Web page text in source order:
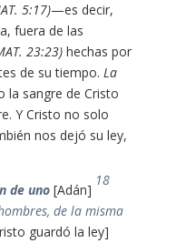
5:17)—es decir,
fuera de las
23:23)hechas por
de su tiempo. La
la sangre de Cristo
Y Cristo no solo
nos dejó su ley,
18
de uno [Adán]
de la misma
guardó la ley]